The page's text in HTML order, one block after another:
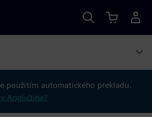
použitím automatického prekladu.
Angličtine?